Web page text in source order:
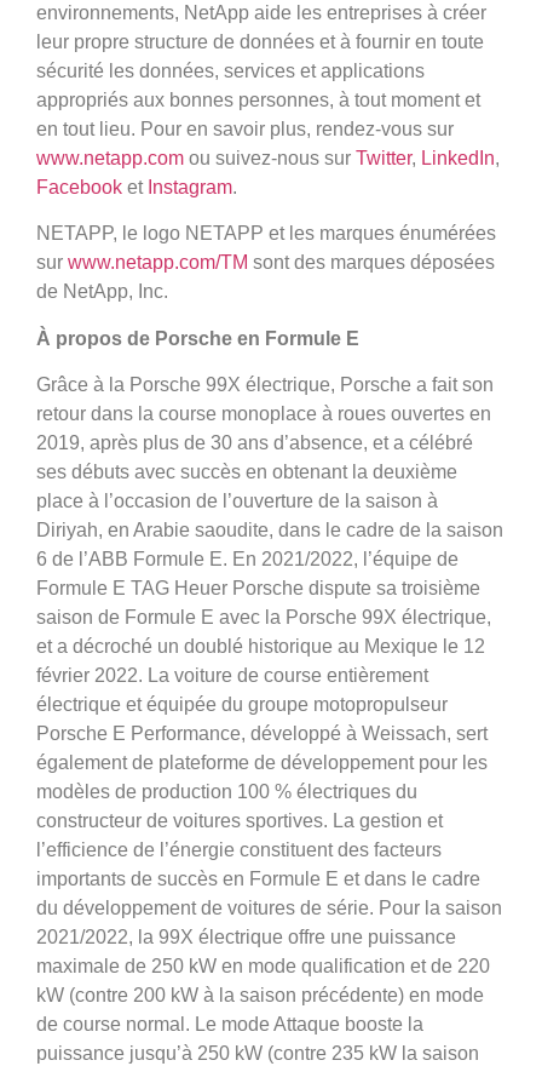
environnements, NetApp aide les entreprises à créer
leur propre structure de données et à fournir en toute
sécurité les données, services et applications
appropriés aux bonnes personnes, à tout moment et
en tout lieu. Pour en savoir plus, rendez-vous sur
www.netapp.com ou suivez-nous sur Twitter, LinkedIn,
Facebook et Instagram.
NETAPP, le logo NETAPP et les marques énumérées
sur www.netapp.com/TM sont des marques déposées
de NetApp, Inc.
À propos de Porsche en Formule E
Grâce à la Porsche 99X électrique, Porsche a fait son
retour dans la course monoplace à roues ouvertes en
2019, après plus de 30 ans d’absence, et a célébré
ses débuts avec succès en obtenant la deuxième
place à l’occasion de l’ouverture de la saison à
Diriyah, en Arabie saoudite, dans le cadre de la saison
6 de l’ABB Formule E. En 2021/2022, l’équipe de
Formule E TAG Heuer Porsche dispute sa troisième
saison de Formule E avec la Porsche 99X électrique,
et a décroché un doublé historique au Mexique le 12
février 2022. La voiture de course entièrement
électrique et équipée du groupe motopropulseur
Porsche E Performance, développé à Weissach, sert
également de plateforme de développement pour les
modèles de production 100 % électriques du
constructeur de voitures sportives. La gestion et
l’efficience de l’énergie constituent des facteurs
importants de succès en Formule E et dans le cadre
du développement de voitures de série. Pour la saison
2021/2022, la 99X électrique offre une puissance
maximale de 250 kW en mode qualification et de 220
kW (contre 200 kW à la saison précédente) en mode
de course normal. Le mode Attaque booste la
puissance jusqu’à 250 kW (contre 235 kW la saison